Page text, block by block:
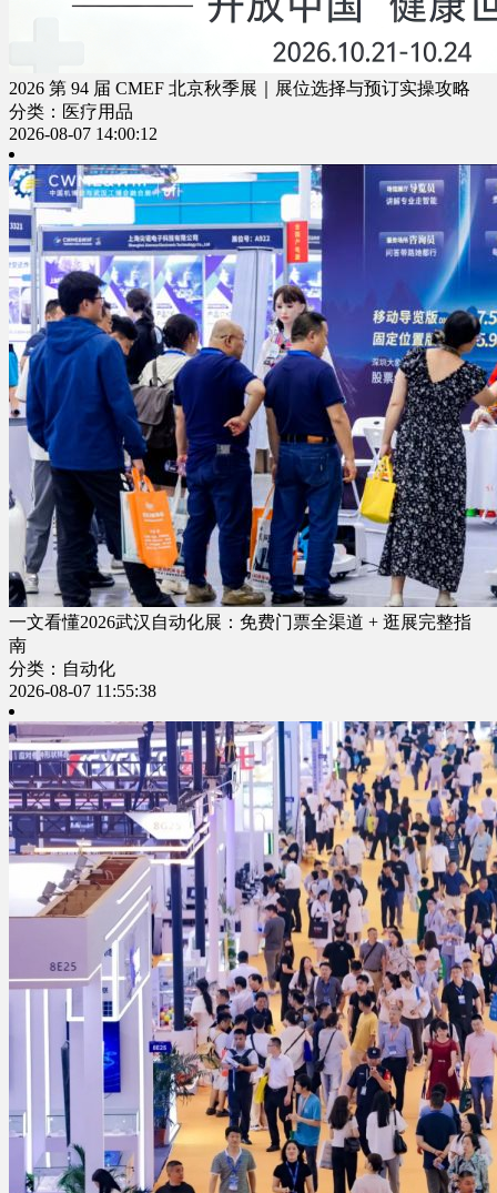
2026 第 94 届 CMEF 北京秋季展｜展位选择与预订实操攻略
分类：医疗用品
2026-08-07 14:00:12
一文看懂2026武汉自动化展：免费门票全渠道 + 逛展完整指
南
分类：自动化
2026-08-07 11:55:38